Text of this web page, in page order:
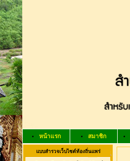
หน้าแรก สมาชิก
แบบสำรวจเว็บไซต์ท้องถิ่นแพร่